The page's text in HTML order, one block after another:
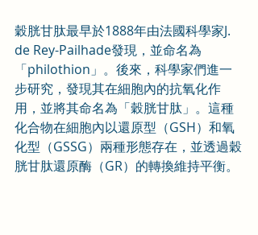
穀胱甘肽最早於1888年由法國科學家J.
de Rey-Pailhade發現，並命名為
「philothion」。後來，科學家們進一
步研究，發現其在細胞內的抗氧化作
用，並將其命名為「穀胱甘肽」。這種
化合物在細胞內以還原型（GSH）和氧
化型（GSSG）兩種形態存在，並透過穀
胱甘肽還原酶（GR）的轉換維持平衡。